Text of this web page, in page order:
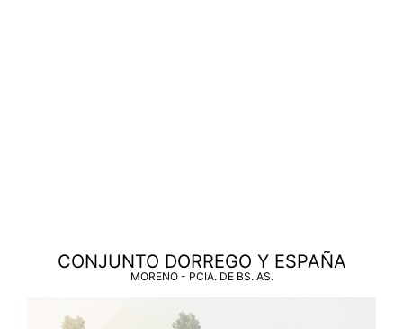
CONJUNTO DORREGO Y ESPAÑA
MORENO - PCIA. DE BS. AS.